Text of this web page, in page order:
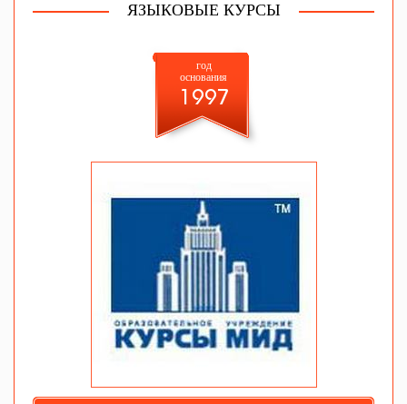
ЯЗЫКОВЫЕ КУРСЫ
год
основания
1997